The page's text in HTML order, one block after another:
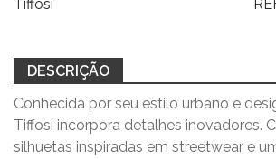
Tiffosi
DESCRIÇÃO
Conhecida por seu estilo urbano e
Tiffosi incorpora detalhes inovadores.
silhuetas inspiradas em streetwear e